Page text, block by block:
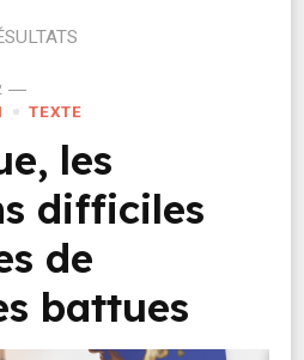
TEXTE
les
difficiles
de
battues